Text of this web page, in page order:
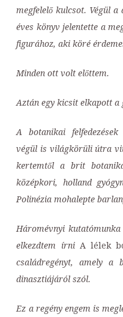
megfelelő kulcsot. Végül
éves könyv jelentette a
figurához, aki köré
Minden ott volt előttem.
Aztán egy kicsit elkapott a
A botanikai
végül is világkörüli útra
kertemtől a brit
középkori, holland
Polinézia mohalepte
Háromévnyi
elkezdtem írni A lélek
családregényt, amely a
dinasztiájáról szól.
Ez a regény engem is